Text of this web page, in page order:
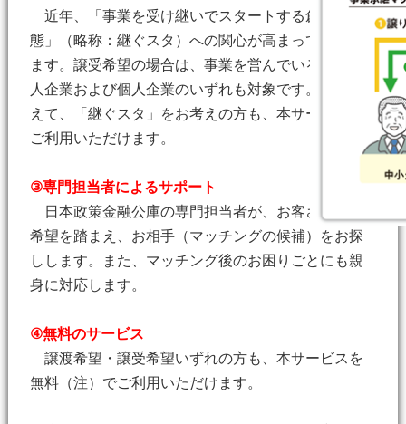
近年、「事業を受け継いでスタートする創業形
態」（略称：継ぐスタ）への関心が高まってきてい
ます。譲受希望の場合は、事業を営んでいる方（法
人企業および個人企業のいずれも対象です。）に加
えて、「継ぐスタ」をお考えの方も、本サービスを
ご利用いただけます。
③専門担当者によるサポート
日本政策金融公庫の専門担当者が、お客さまのご
希望を踏まえ、お相手（マッチングの候補）をお探
しします。また、マッチング後のお困りごとにも親
身に対応します。
④無料のサービス
譲渡希望・譲受希望いずれの方も、本サービスを
無料（注）でご利用いただけます。